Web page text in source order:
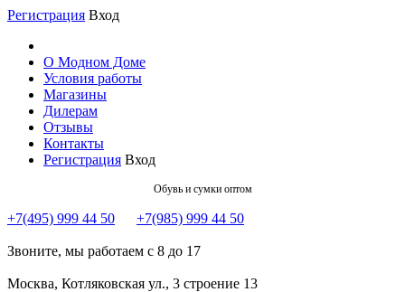
Регистрация Вход
О Модном Доме
Условия работы
Магазины
Дилерам
Отзывы
Контакты
Регистрация Вход
Обувь и сумки оптом
+7(495) 999 44 50 +7(985) 999 44 50
Звоните, мы работаем с 8 до 17
Москва, Котляковская ул., 3 строение 13